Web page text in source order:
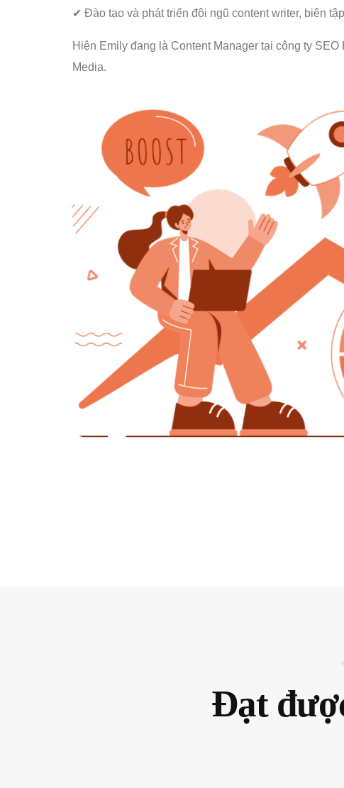
✔ Đào tạo và phát triển đội ngũ content writer, biên
Hiện Emily đang là Content Manager tại công ty
Media.
Đạt